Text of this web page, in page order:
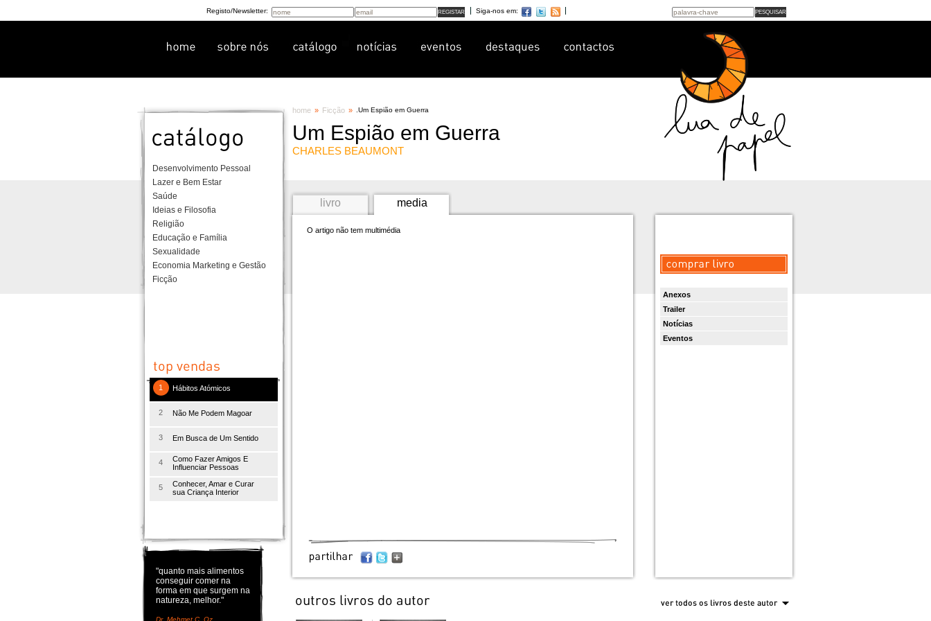
Registo/Newsletter: Siga-nos em:
Desenvolvimento Pessoal
Lazer e Bem Estar
Saúde
Ideias e Filosofia
Religião
Educação e Família
Sexualidade
Economia Marketing e Gestão
Ficção
1 Hábitos Atómicos
2 Não Me Podem Magoar
3 Em Busca de Um Sentido
4
Como Fazer Amigos E
Influenciar Pessoas
5
Conhecer, Amar e Curar
sua Criança Interior
"quanto mais alimentos
conseguir comer na
forma em que surgem na
natureza, melhor."
Dr. Mehmet C. Oz
home » Ficção » Um Espião em Guerra
Um Espião em Guerra
CHARLES BEAUMONT
livro media
O artigo não tem multimédia
Anexos
Trailer
Notícias
Eventos